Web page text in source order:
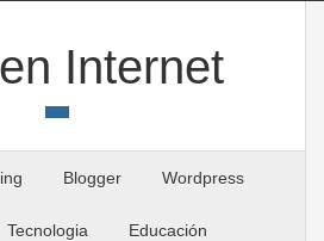
Internet
Blogger Wordpress
Tecnologia Educación